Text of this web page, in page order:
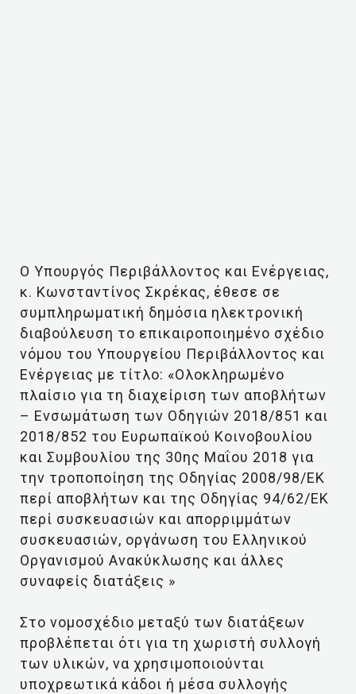
Ο Υπουργός Περιβάλλοντος και Ενέργειας,
κ. Κωνσταντίνος Σκρέκας, έθεσε σε
συμπληρωματική δημόσια ηλεκτρονική
διαβούλευση το επικαιροποιημένο σχέδιο
νόμου του Υπουργείου Περιβάλλοντος και
Ενέργειας με τίτλο: «Ολοκληρωμένο
πλαίσιο για τη διαχείριση των αποβλήτων
– Ενσωμάτωση των Οδηγιών 2018/851 και
2018/852 του Ευρωπαϊκού Κοινοβουλίου
και Συμβουλίου της 30ης Μαΐου 2018 για
την τροποποίηση της Οδηγίας 2008/98/ΕΚ
περί αποβλήτων και της Οδηγίας 94/62/ΕΚ
περί συσκευασιών και απορριμμάτων
συσκευασιών, οργάνωση του Ελληνικού
Οργανισμού Ανακύκλωσης και άλλες
συναφείς διατάξεις »
Στο νομοσχέδιο μεταξύ των διατάξεων
προβλέπεται ότι για τη χωριστή συλλογή
των υλικών, να χρησιμοποιούνται
υποχρεωτικά κάδοι ή μέσα συλλογής